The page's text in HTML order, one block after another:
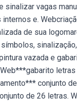
sinalizar vagas
e.
de sua
vazada e
letras
conjunto
de 26 letras.